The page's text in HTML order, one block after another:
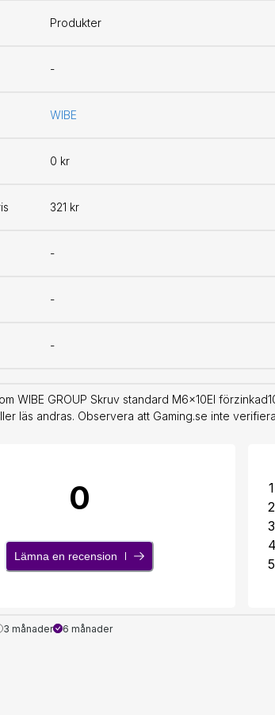
Produkter
-
WIBE
0 kr
321 kr
-
-
-
WIBE GROUP Skruv standard M6x10El
läs andras. Observera att Gaming.se inte
0
Lämna en recension
1
2
3
4
5
3 månader 6 månader